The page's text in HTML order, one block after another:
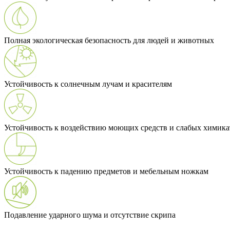
Полная экологическая безопасность для людей и животных
Устойчивость к солнечным лучам и красителям
Устойчивость к воздействию моющих средств и слабых
Устойчивость к падению предметов и мебельным ножкам
Подавление ударного шума и отсутствие скрипа